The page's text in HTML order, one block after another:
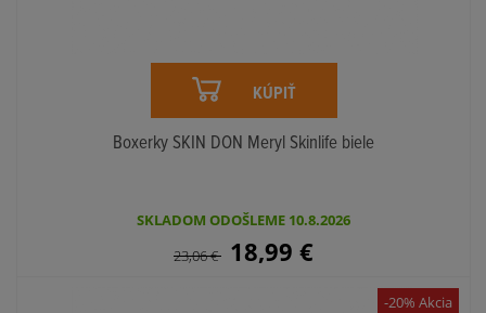
KÚPIŤ
Boxerky SKIN DON Meryl Skinlife biele
SKLADOM ODOŠLEME 10.8.2026
23,06€ 18,99 €
-20% Akcia